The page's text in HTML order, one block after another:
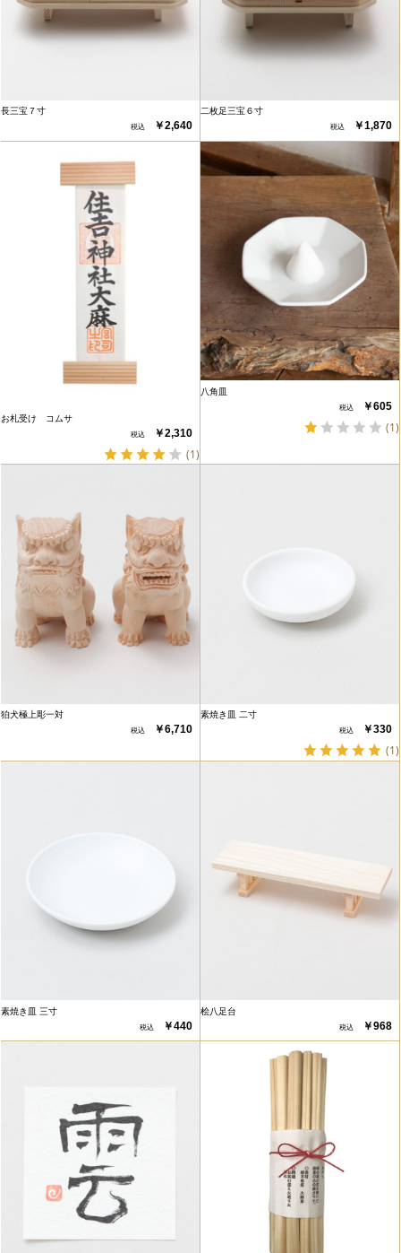
長三宝７寸
￥2,640
二枚足三宝６寸
￥1,870
お札受け コムサ
￥2,310
(1)
八角皿
￥605
(1)
狛犬極上彫一対
￥6,710
素焼き皿 二寸
￥330
(1)
素焼き皿 三寸
￥440
桧八足台
￥968